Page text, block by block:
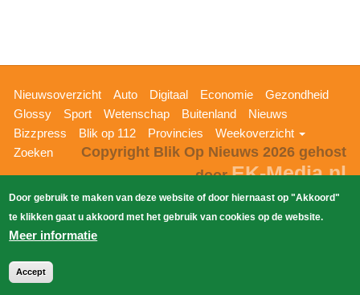
06-
2026
17:06
Hoofdnavigatie
Nieuwsoverzicht Auto Digitaal Economie
Gezondheid
Glossy
Sport Wetenschap Buitenland
Nieuws
Bizzpress
Blik op 112 Provincies
Weekoverzicht
Zoeken
Copyright Blik Op Nieuws 2026 gehost
doorEK-Media.nl
Door gebruik te maken van deze website of door hiernaast op "Akkoord"
te klikken gaat u akkoord met het gebruik van cookies op de website.
Meer informatie
Accept